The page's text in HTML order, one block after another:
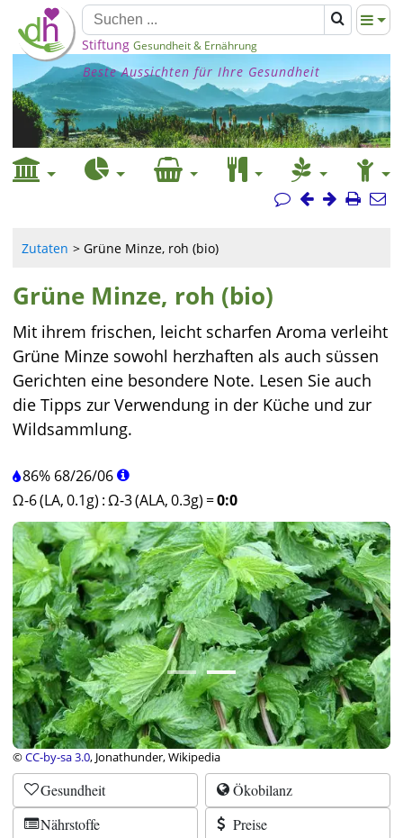
Stiftung Gesundheit & Ernährung
Beste Aussichten für Ihre Gesundheit
Zutaten Grüne Minze, roh (bio)
Grüne Minze, roh (bio)
Mit ihrem frischen, leicht scharfen Aroma verleiht
Grüne Minze sowohl herzhaften als auch süssen
Gerichten eine besondere Note. Lesen Sie auch
die Tipps zur Verwendung in der Küche und zur
Wildsammlung.
86% 68/26/06
Ω-6 (LA, 0.1g) :Ω-3 (ALA, 0.3g) =0:0
©CC-by-sa 3.0, Jonathunder, Wikipedia
Gesundheit
Ökobilanz
Nährstoffe
Preise